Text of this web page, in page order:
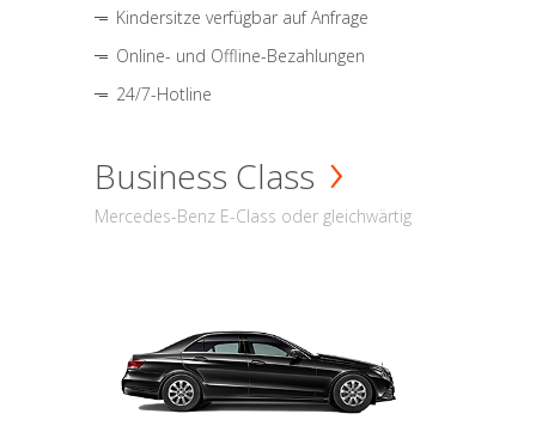
Kindersitze verfügbar auf Anfrage
Online- und Offline-Bezahlungen
24/7-Hotline
Business Class
Mercedes-Benz E-Class oder gleichwärtig